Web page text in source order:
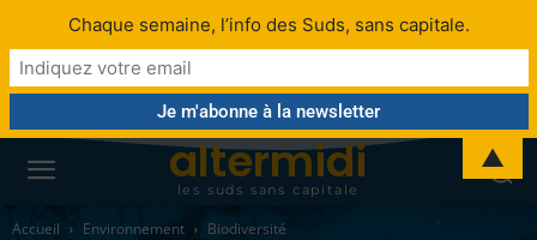
altermidi
les suds sans capitale
Accueil Environnement Biodiversité
Chaque semaine, l’info des Suds, sans capitale.
▲